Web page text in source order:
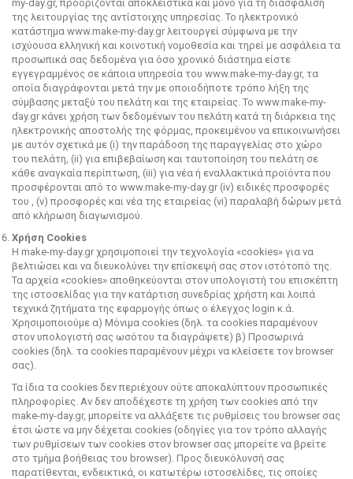
my-day.gr, προορίζονται αποκλειστικά και μόνο για τη διασφάλιση
της λειτουργίας της αντίστοιχης υπηρεσίας. Το ηλεκτρονικό
κατάστημα www.make-my-day.gr λειτουργεί σύμφωνα με την
ισχύουσα ελληνική και κοινοτική νομοθεσία και τηρεί με ασφάλεια τα
προσωπικά σας δεδομένα για όσο χρονικό διάστημα είστε
εγγεγραμμένος σε κάποια υπηρεσία του www.make-my-day.gr, τα
οποία διαγράφονται μετά την με οποιοδήποτε τρόπο λήξη της
σύμβασης μεταξύ του πελάτη και της εταιρείας. Το www.make-my-
day.gr κάνει χρήση των δεδομένων του πελάτη κατά τη διάρκεια της
ηλεκτρονικής αποστολής της φόρμας, προκειμένου να επικοινωνήσει
με αυτόν σχετικά με (i) την παράδοση της παραγγελίας στο χώρο
του πελάτη, (ii) για επιβεβαίωση και ταυτοποίηση του πελάτη σε
κάθε αναγκαία περίπτωση, (iii) για νέα ή εναλλακτικά προϊόντα που
προσφέρονται από το www.make-my-day.gr (iv) ειδικές προσφορές
του , (v) προσφορές και νέα της εταιρείας (vi) παραλαβή δώρων μετά
από κλήρωση διαγωνισμού.
Χρήση Cookies
Η make-my-day.gr χρησιμοποιεί την τεχνολογία «cookies» για να
βελτιώσει και να διευκολύνει την επίσκεψή σας στον ιστότοπό της.
Τα αρχεία «cookies» αποθηκεύονται στον υπολογιστή του επισκέπτη
της ιστοσελίδας για την κατάρτιση συνεδρίας χρήστη και λοιπά
τεχνικά ζητήματα της εφαρμογής όπως ο έλεγχος login κ.ά.
Χρησιμοποιούμε α) Μόνιμα cookies (δηλ. τα cookies παραμένουν
στον υπολογιστή σας ωσότου τα διαγράψετε) β) Προσωρινά
cookies (δηλ. τα cookies παραμένουν μέχρι να κλείσετε τον browser
σας).
Τα ίδια τα cookies δεν περιέχουν ούτε αποκαλύπτουν προσωπικές
πληροφορίες. Αν δεν αποδέχεστε τη χρήση των cookies από την
make-my-day.gr, μπορείτε να αλλάξετε τις ρυθμίσεις του browser σας
έτσι ώστε να μην δέχεται cookies (οδηγίες για τον τρόπο αλλαγής
των ρυθμίσεων των cookies στον browser σας μπορείτε να βρείτε
στο τμήμα βοήθειας του browser). Προς διευκόλυνσή σας
παρατίθενται, ενδεικτικά, οι κατωτέρω ιστοσελίδες, τις οποίες